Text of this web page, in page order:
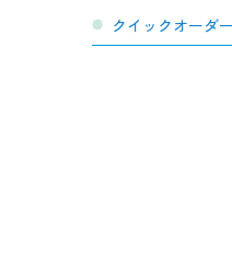
クイックオーダー